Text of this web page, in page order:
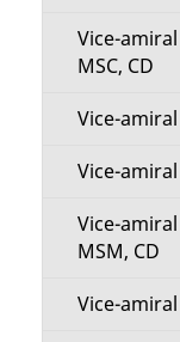
Vice-
MSC, CD
Vice-
Vice-
Vice-
MSM, CD
Vice-